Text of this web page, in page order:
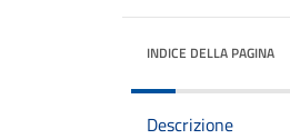
INDICE DELLA PAGINA
Descrizione